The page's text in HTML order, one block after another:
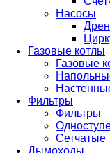
Насосы
Газовые котлы
Газовые
Фильтры
Фильтры
Сетчатые